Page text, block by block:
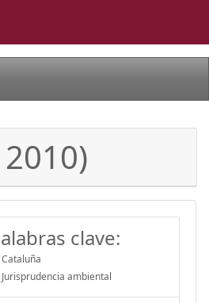
clave:
Cataluña
Jurisprudencia ambiental